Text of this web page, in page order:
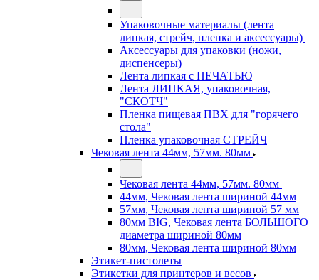
Упаковочные материалы (лента
липкая, стрейч, пленка и аксессуары)
Аксессуары для упаковки (ножи,
диспенсеры)
Лента липкая с ПЕЧАТЬЮ
Лента ЛИПКАЯ, упаковочная,
"СКОТЧ"
Пленка пищевая ПВХ для "горячего
стола"
Пленка упаковочная СТРЕЙЧ
Чековая лента 44мм, 57мм. 80мм
Чековая лента 44мм, 57мм. 80мм
44мм, Чековая лента шириной 44мм
57мм, Чековая лента шириной 57 мм
80мм BIG, Чековая лента БОЛЬШОГО
диаметра шириной 80мм
80мм, Чековая лента шириной 80мм
Этикет-пистолеты
Этикетки для принтеров и весов